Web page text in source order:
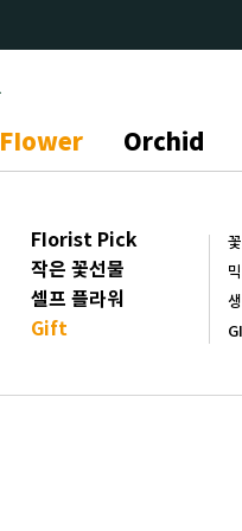
FIower Orchid
FIorist Pick
작은 꽃선물
셀프 플라워
Gift